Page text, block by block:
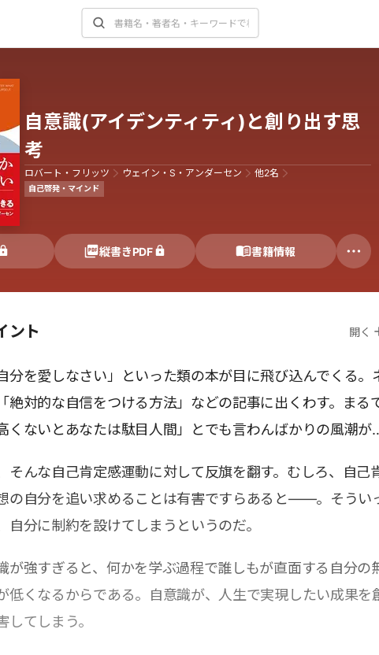
自意識(アイデンティティ)と創り出す思
考
ロバート・フリッツ ウェイン・S・アンダーセン 他2名
自己啓発・マインド
縦書きPDF 書籍情報
ント 開く
分を愛しなさい」といった類の本が目に飛び込んでくる。
絶対的な自信をつける方法」などの記事に出くわす。まる
くないとあなたは駄目人間」とでも言わんばかりの風潮が
そんな自己肯定感運動に対して反旗を翻す。むしろ、自己
の自分を追い求めることは有害ですらあると――。そうい
自分に制約を設けてしまうというのだ。
が強すぎると、何かを学ぶ過程で誰しもが直面する自分の
低くなるからである。自意識が、人生で実現したい成果を
してしまう。